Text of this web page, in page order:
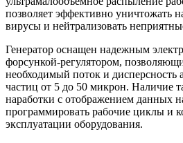
позволяет эффективно уничтожать
вирусы и нейтрализовать
Генератор оснащен надежным
форсункой-регулятором,
необходимый поток и дисперсность
частиц от 5 до 50 микрон. Наличие
наработки с отображением данных
программировать рабочие циклы и
эксплуатации оборудования.